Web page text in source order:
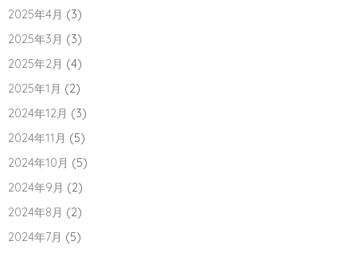
2025年4月 (3)
2025年3月 (3)
2025年2月 (4)
2025年1月 (2)
2024年12月 (3)
2024年11月 (5)
2024年10月 (5)
2024年9月 (2)
2024年8月 (2)
2024年7月 (5)